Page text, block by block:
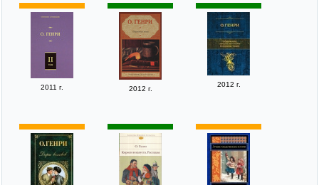
2011 г. 2012 г.
2012 г.